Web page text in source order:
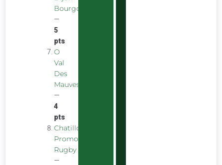
Bourgogne
—
5
pts
O
Val
Des
Mauves
—
4
pts
Chatillon
Promotion
Rugby
—